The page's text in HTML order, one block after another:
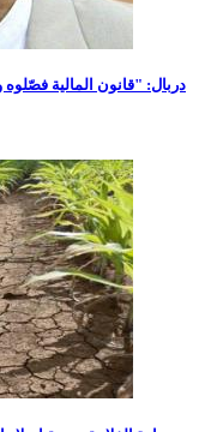
دربال: "قانون المالية